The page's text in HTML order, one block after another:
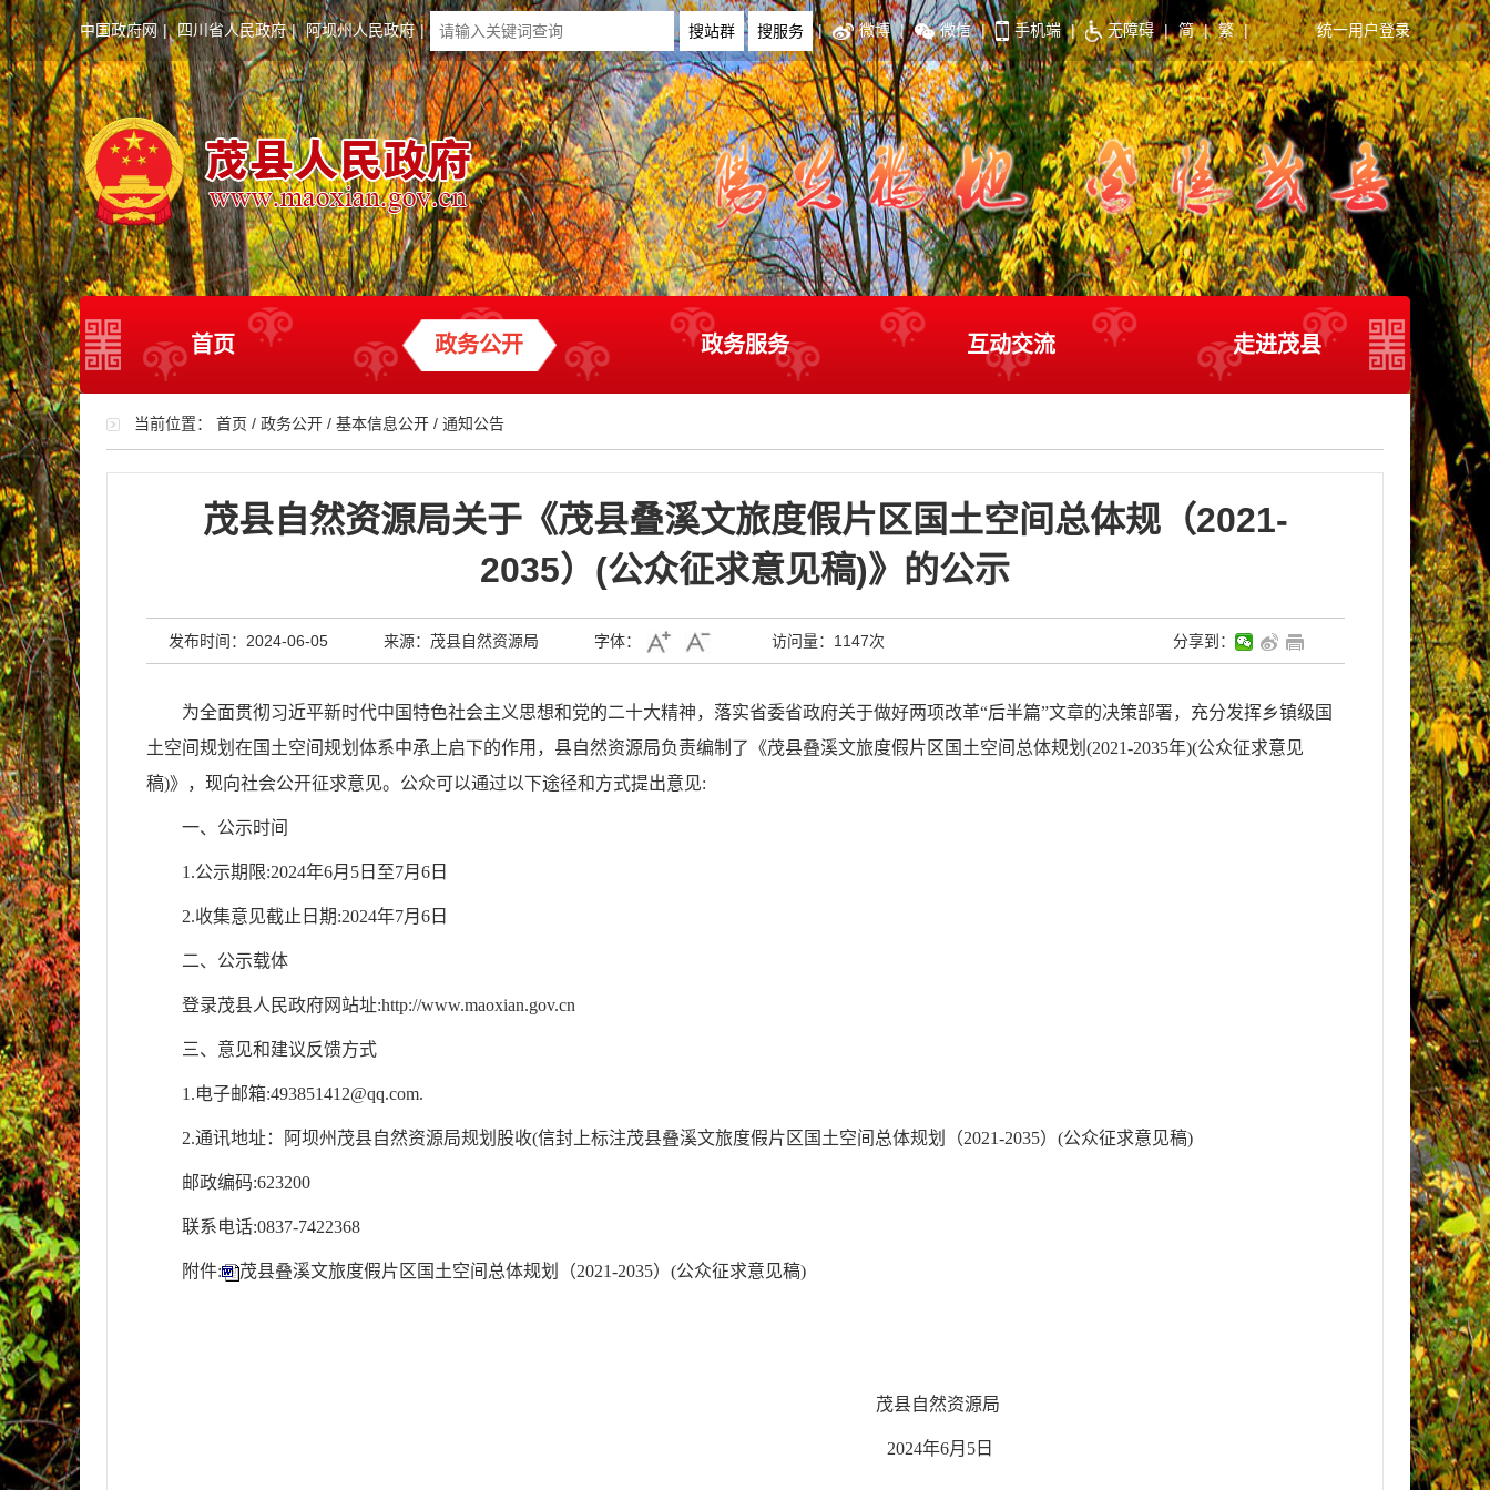
中国政府网 | 四川省人民政府 | 阿坝州人民政府 | | 微博 | 微信 | 手机端 | 无障碍 | 简 | 繁 | 统一用户登录
首页 政务公开 政务服务 互动交流 走进茂县
当前位置： 首页 / 政务公开 / 基本信息公开 / 通知公告
茂县自然资源局关于《茂县叠溪文旅度假片区国土空间总体规（2021-
2035）(公众征求意见稿)》的公示
发布时间：2024-06-05 来源：茂县自然资源局 字体： 访问量： 1147次 分享到：
为全面贯彻习近平新时代中国特色社会主义思想和党的二十大精神，落实省委省政府关于做好两项改革“后半篇”文章的决策部署，充分发挥乡镇级国
土空间规划在国土空间规划体系中承上启下的作用， 县自然资源局负责编制了《茂县叠溪文旅度假片区国土空间总体规划(2021-2035年)(公众征求意见
稿)》，现向社会公开征求意见。公众可以通过以下途径和方式提出意见:
一、公示时间
1.公示期限:2024年6月5日至7月6日
2.收集意见截止日期:2024年7月6日
二、公示载体
登录茂县人民政府网站址:http://www.maoxian.gov.cn
三、意见和建议反馈方式
1.电子邮箱:493851412@qq.com.
2.通讯地址：阿坝州茂县自然资源局规划股收(信封上标注茂县叠溪文旅度假片区国土空间总体规划（2021-2035）(公众征求意见稿)
邮政编码:623200
联系电话:0837-7422368
附件: 茂县叠溪文旅度假片区国土空间总体规划（2021-2035）(公众征求意见稿)
茂县自然资源局
2024年6月5日